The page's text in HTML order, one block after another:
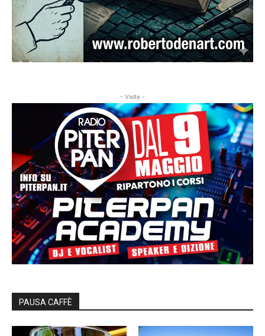
- Visite -
PAUSA CAFFÈ